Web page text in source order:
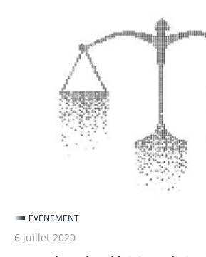
décisions
des
algorithmes
ÉVÉNEMENT
6 juillet 2020